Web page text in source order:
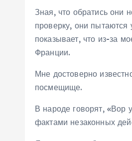
Зная, что обратись они
проверку, они пытаются
показывает, что из-за
Франции.
Мне достоверно
посмещище.
В народе говорят,
фактами незаконных